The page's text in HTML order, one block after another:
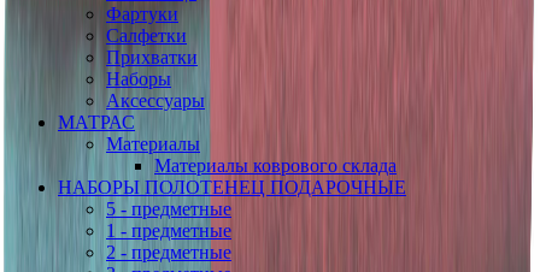
Фартуки
Салфетки
Прихватки
Наборы
Аксессуары
МАТРАС
Материалы
Материалы коврового склада
НАБОРЫ ПОЛОТЕНЕЦ ПОДАРОЧНЫЕ
5 - предметные
1 - предметные
2 - предметные